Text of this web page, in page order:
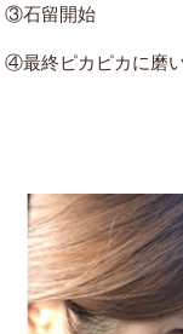
③石留開始
④最終ピカピカに磨